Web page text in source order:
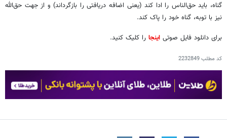
گناه، باید حق‌الناس را ادا کند (یعنی اضافه دریافتی را بازگرداند) و از جهت حق‌الله
نیز با توبه، گناه خود را پاک کند.
برای دانلود فایل صوتی اینجا را کلیک کنید.
کد مطلب2232849